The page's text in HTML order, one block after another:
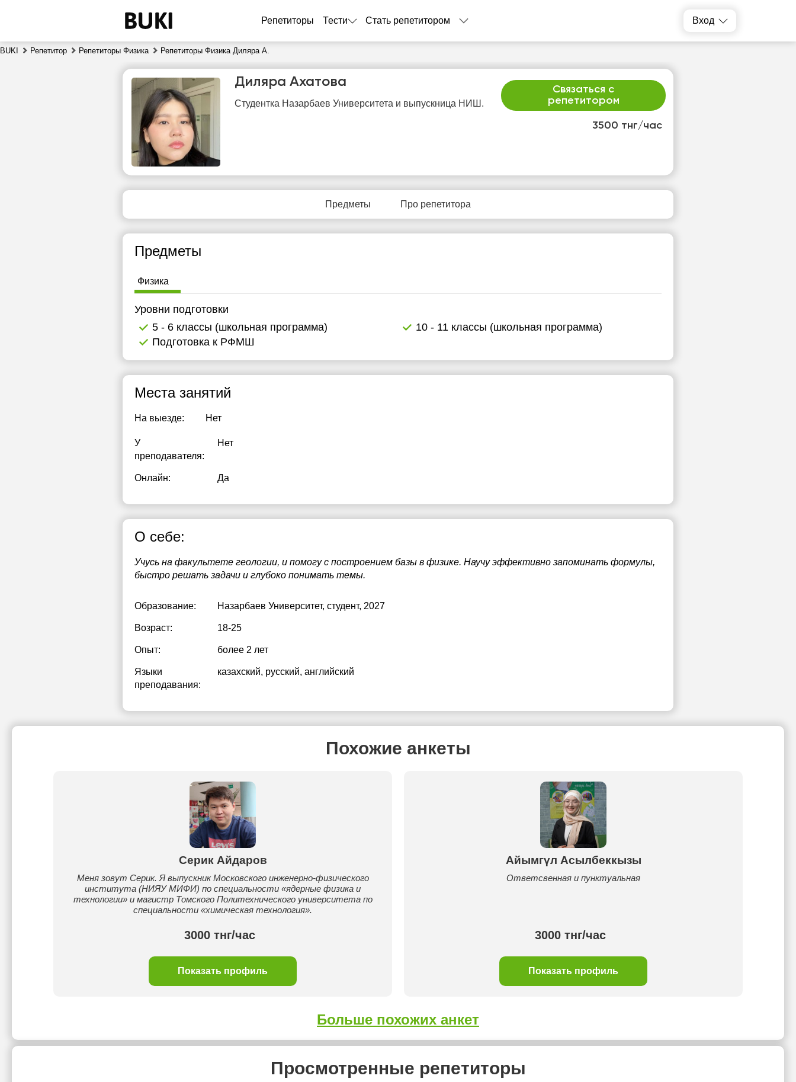
Репетиторы Тести Стать репетитором Вход
BUKI Репетитор Репетиторы Физика Репетиторы Физика Диляра А.
3500 тнг/час
Связаться с
репетитором
Диляра Ахатова
Студентка Назарбаев Университета и выпускница НИШ.
Предметы Про репетитора
Предметы
Физика
Уровни подготовки
5 - 6 классы (школьная программа)
10 - 11 классы (школьная программа)
Подготовка к РФМШ
Места занятий
На выезде: Нет
У
преподавателя:
Нет
Онлайн: Да
О себе:
Учусь на факультете геологии, и помогу с построением базы в физике. Научу эффективно запоминать формулы,
быстро решать задачи и глубоко понимать темы.
Образование: Назарбаев Университет, студент, 2027
Возраст: 18-25
Опыт: более 2 лет
Языки
преподавания:
казахский, русский, английский
Похожие анкеты
Серик Айдаров
Меня зовут Серик. Я выпускник Московского инженерно-физического
института (НИЯУ МИФИ) по специальности «ядерные физика и
технологии» и магистр Томского Политехнического университета по
специальности «химическая технология».
3000 тнг/час
Показать профиль
Айымгүл Асылбеккызы
Ответсвенная и пунктуальная
3000 тнг/час
Показать профиль
Больше похожих анкет
Просмотренные репетиторы
пт
7
8
9
10
11
12
13
18:30
19:00
20:30
21:00
Нет
свободных
Нет
свободных
Нет
свободных
свободных
свободных